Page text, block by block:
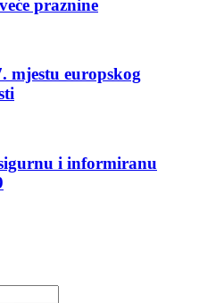
praznine
mjestu europskog
i informiranu